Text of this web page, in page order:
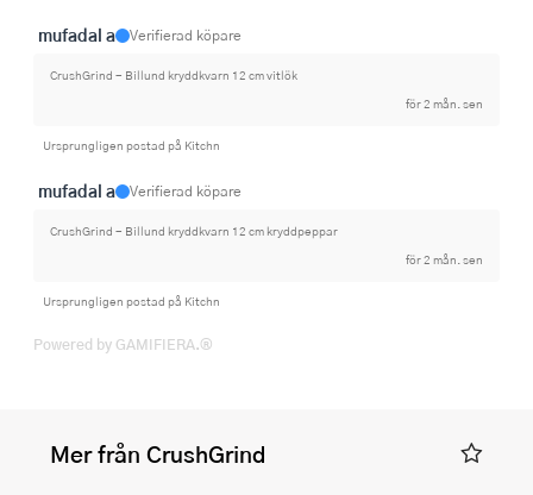
mufadal a Verifierad köpare
CrushGrind - Billund kryddkvarn 12 cm vitlök
för 2 mån. sen
Ursprungligen postad på Kitchn
mufadal a Verifierad köpare
CrushGrind - Billund kryddkvarn 12 cm kryddpeppar
för 2 mån. sen
Ursprungligen postad på Kitchn
Powered by GAMIFIERA.®
Mer från CrushGrind